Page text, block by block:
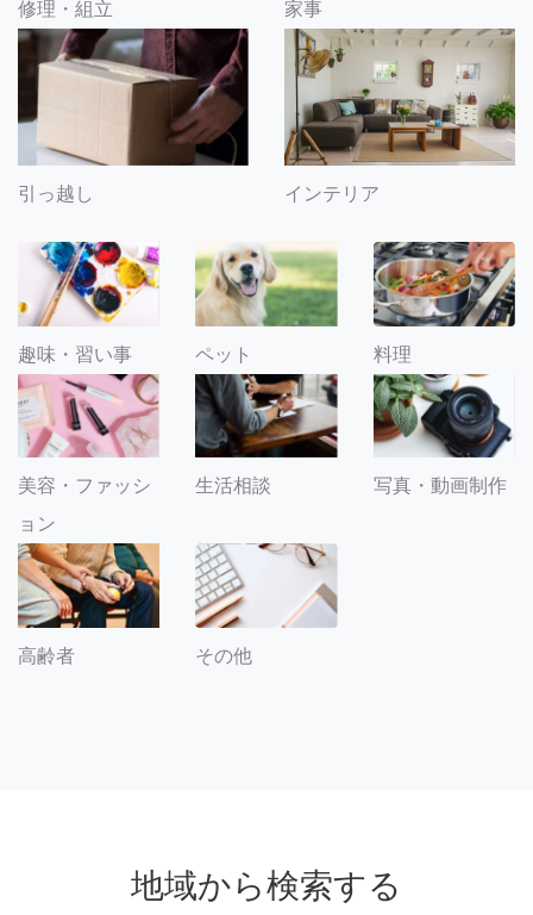
修理・組立 家事
引っ越し インテリア
趣味・習い事 ペット 料理
美容・ファッシ
ョン
生活相談 写真・動画制作
高齢者 その他
地域から検索する